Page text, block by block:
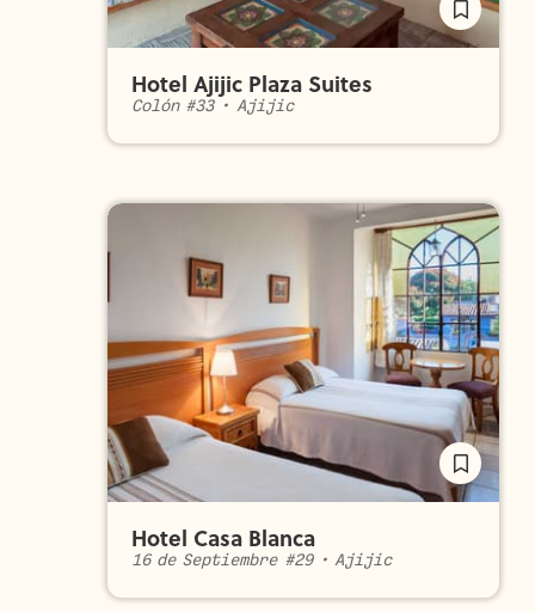
Hotel Ajijic Plaza Suites
Colón #33• Ajijic
Hotel Casa Blanca
16 de Septiembre #29•Ajijic